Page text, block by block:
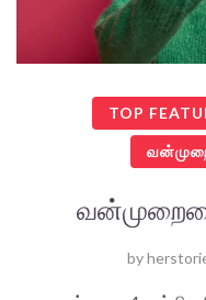
TOP
by